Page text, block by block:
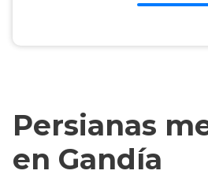
Persianas
en Gandía